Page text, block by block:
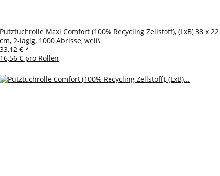
Putztuchrolle Maxi Comfort (100% Recycling Zellstoff), (LxB) 38 x 22
cm, 2-lagig, 1000 Abrisse, weiß
33,12 € *
16,56 € pro Rollen